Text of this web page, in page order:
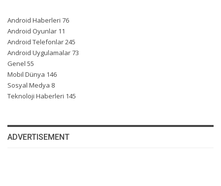
Android Haberleri 76
Android Oyunlar 11
Android Telefonlar245
Android Uygulamalar73
Genel 55
Mobil Dünya 146
Sosyal Medya 8
Teknoloji Haberleri 145
ADVERTISEMENT